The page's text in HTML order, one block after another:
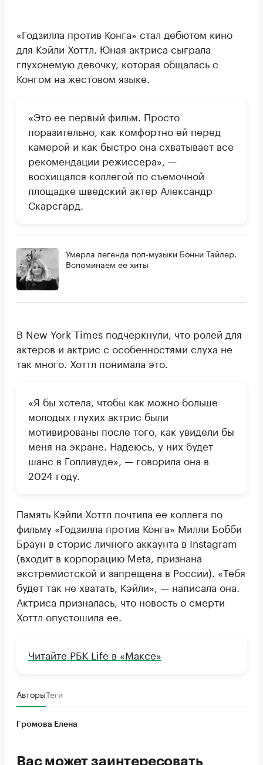
«Годзилла против Конга» стал дебютом кино
для Кэйли Хоттл. Юная актриса сыграла
глухонемую девочку, которая общалась с
Конгом на жестовом языке.
«Это ее первый фильм. Просто
поразительно, как комфортно ей перед
камерой и как быстро она схватывает все
рекомендации режиссера», —
восхищался коллегой по съемочной
площадке шведский актер Александр
Скарсгард.
Умерла легенда поп-музыки Бонни Тайлер.
Вспоминаем ее хиты
В New York Times подчеркнули, что ролей для
актеров и актрис с особенностями слуха не
так много. Хоттл понимала это.
«Я бы хотела, чтобы как можно больше
молодых глухих актрис были
мотивированы после того, как увидели бы
меня на экране. Надеюсь, у них будет
шанс в Голливуде», — говорила она в
2024 году.
Память Кэйли Хоттл почтила ее коллега по
фильму «Годзилла против Конга» Милли Бобби
Браун в сторис личного аккаунта в Instagram
(входит в корпорацию Meta, признана
экстремистской и запрещена в России). «Тебя
будет так не хватать, Кэйли», — написала она.
Актриса призналась, что новость о смерти
Хоттл опустошила ее.
Читайте РБК Life в «Максе»
АвторыТеги
Громова Елена
Вас может заинтересовать